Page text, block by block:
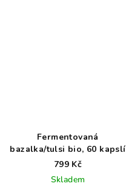
Fermentovaná
bazalka/tulsi bio, 60 kapslí
799 Kč
Skladem